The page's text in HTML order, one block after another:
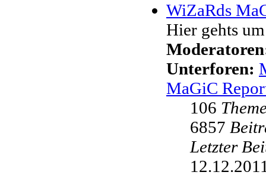
WiZaRds
Hier gehts
Unterforen:
MaGiC
106
6857
Letzter